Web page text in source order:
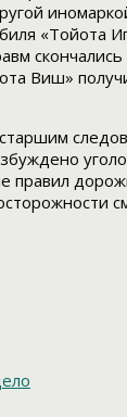
«Тойота
Виш»
правил